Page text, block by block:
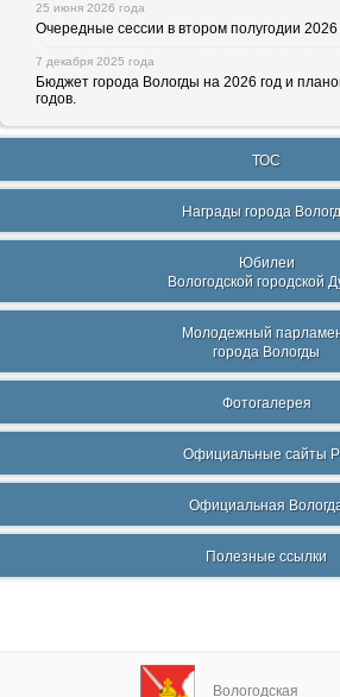
25 июня 2026 года
Очередные сессии в втором полугодии 2026
7 декабря 2025 года
Бюджет города Вологды на 2026 год и
годов.
ТОС
Награды города
Юбилеи
Вологодской городской
Молодежный
города Вологды
Фотогалерея
Официальные сайты
Официальная
Полезные ссылки
Вологодская